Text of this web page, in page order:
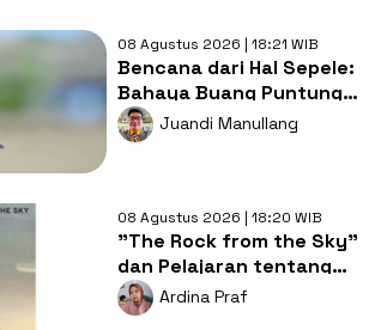
08 Agustus 2026 | 18:21 WIB
Bencana dari Hal Sepele:
Bahaya Buang Puntung
Rokok Sembarangan di
Musim Kemarau
Juandi Manullang
08 Agustus 2026 | 18:20 WIB
"The Rock from the Sky"
dan Pelajaran tentang
Berani Menghadapi
Perubahan
Ardina Praf